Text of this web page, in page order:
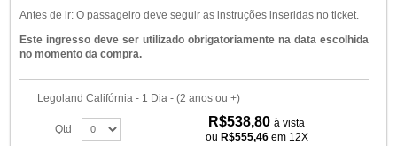
Antes de ir: O passageiro deve seguir as instruções inseridas no ticket.
Este ingresso deve ser utilizado obrigatoriamente na data escolhida
no momento da compra.
Legoland Califórnia - 1 Dia - (2 anos ou +)
Qtd R$538,80à vista
ou R$555,46em 12X